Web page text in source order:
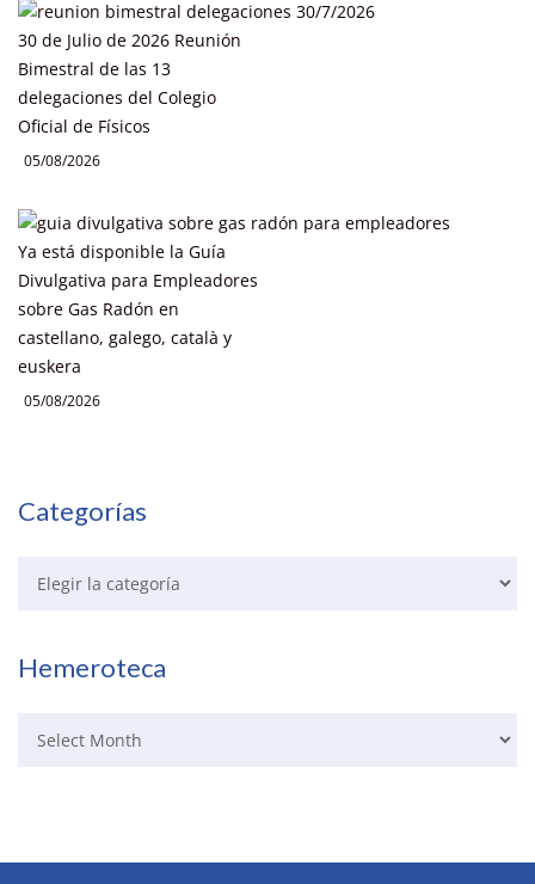
30 de Julio de 2026 Reunión
Bimestral de las 13
delegaciones del Colegio
Oficial de Físicos
05/08/2026
Ya está disponible la Guía
Divulgativa para Empleadores
sobre Gas Radón en
castellano, galego, català y
euskera
05/08/2026
Categorías
Hemeroteca